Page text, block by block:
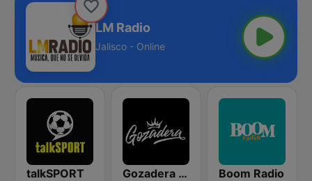
LM Radio
Jalisco - Online
talkSPORT Gozadera FM Boom Radio